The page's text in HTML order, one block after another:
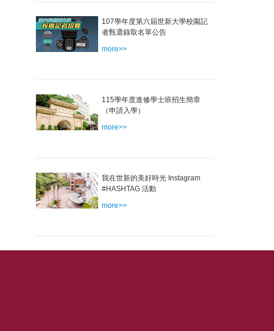
107學年度第六屆世新大學校園記
者甄選錄取名單公告
more>>
115學年度進修學士班招生簡章
（申請入學）
more>>
我在世新的美好時光 Instagram
#HASHTAG 活動
more>>